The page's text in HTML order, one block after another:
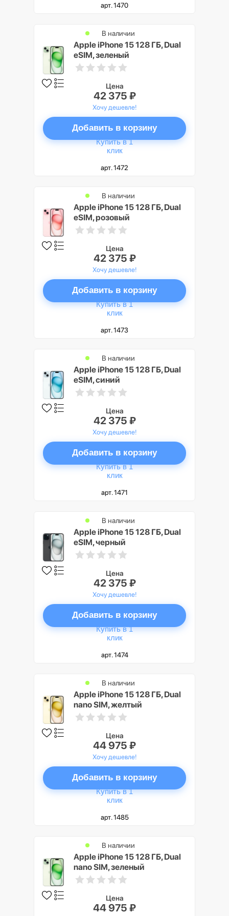
арт. 1470
Apple iPhone 15 128 ГБ, Dual
eSIM, зеленый
В наличии
Цена
42 375 ₽
Хочу дешевле!
Добавить в корзину
Купить в 1
клик
арт. 1472
Apple iPhone 15 128 ГБ, Dual
eSIM, розовый
В наличии
Цена
42 375 ₽
Хочу дешевле!
Добавить в корзину
Купить в 1
клик
арт. 1473
Apple iPhone 15 128 ГБ, Dual
eSIM, синий
В наличии
Цена
42 375 ₽
Хочу дешевле!
Добавить в корзину
Купить в 1
клик
арт. 1471
Apple iPhone 15 128 ГБ, Dual
eSIM, черный
В наличии
Цена
42 375 ₽
Хочу дешевле!
Добавить в корзину
Купить в 1
клик
арт. 1474
Apple iPhone 15 128 ГБ, Dual
nano SIM, желтый
В наличии
Цена
44 975 ₽
Хочу дешевле!
Добавить в корзину
Купить в 1
клик
арт. 1485
Apple iPhone 15 128 ГБ, Dual
nano SIM, зеленый
В наличии
Цена
44 975 ₽